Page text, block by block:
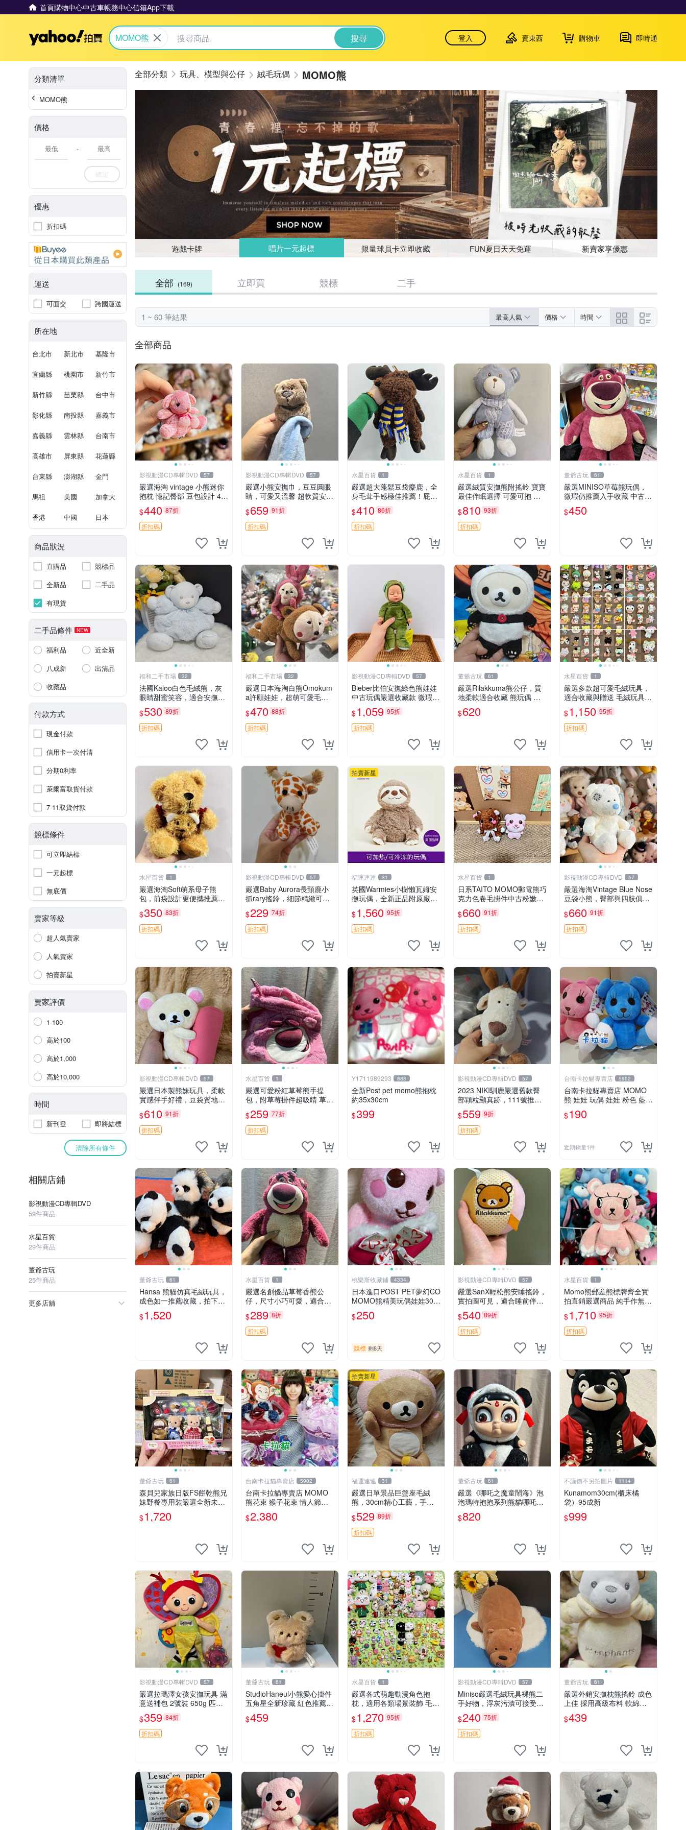
首頁購物中心中古車帳務中心信箱App下載
Yahoo拍賣
MOMO熊 搜尋 登入 賣東西 購物車 即時通
分類清單
MOMO熊
價格
-
確定
優惠
折扣碼
運送
可面交 跨國運送
所在地
台北市 新北市 基隆市
宜蘭縣 桃園市 新竹市
新竹縣 苗栗縣 台中市
彰化縣 南投縣 嘉義市
嘉義縣 雲林縣 台南市
高雄市 屏東縣 花蓮縣
台東縣 澎湖縣 金門
馬祖 美國 加拿大
香港 中國 日本
商品狀況
直購品
競標品
全新品
二手品
有現貨
二手品條件 NEW
福利品
近全新
八成新
出清品
收藏品
付款方式
現金付款
信用卡一次付清
分期0利率
萊爾富取貨付款
7-11取貨付款
競標條件
可立即結標
一元起標
無底價
賣家等級
超人氣賣家
人氣賣家
拍賣新星
賣家評價
1-100
高於100
高於1,000
高於10,000
時間
新刊登 即將結標
清除所有條件
相關店鋪
影視動漫CD專輯DVD
59件商品
水星百貨
29件商品
董爺古玩
25件商品
更多店舖
玩具、模型與公仔 絨毛玩偶 MOMO熊
遊戲卡牌 唱片一元起標 限量球員卡立即收藏 FUN夏日天天免運 新賣家享優惠
全部 (169) 立即買 競標 二手
1 ~ 60 筆結果 最高人氣 價格 時間
全部商品
影視動漫CD專輯DVD 57
嚴選海淘 vintage 小熊迷你
抱枕 憶記臀部 豆包設計 4c
m 高 推薦收藏 迷你豆包小
熊、高臀部、豆袋抱枕
$440 87折
折扣碼
影視動漫CD專輯DVD 57
嚴選小熊安撫巾，豆豆圓眼
睛，可愛又溫馨 超軟質安撫
巾，豆豆設計，哄睡好幫手
約克豆豆眼安撫巾 數碼豆豆
眼
$659 91折
折扣碼
水星百貨 1
嚴選超大蓬鬆豆袋麋鹿，全
身毛茸手感極佳推薦！屁股
與四肢填充均勻，適合收藏
與孩童共賞。 麋鹿 豆袋 毛
茸玩具
$410 86折
折扣碼
水星百貨 1
嚴選絨質安撫熊附搖鈴 寶寶
最佳伴眠選擇 可愛可抱 絨
毛玩具 安撫熊 嬰兒用
$810 93折
折扣碼
董爺古玩 61
嚴選MINISO草莓熊玩偶，
微瑕仍推薦入手收藏 中古 M
INISO 草莓熊 玩具 收藏
$450
福和二手市場 32
法國Kaloo白色毛絨熊，灰
眼睛甜蜜笑容，適合安撫逗
趣可愛，柔軟面料手感佳。
14 白色安撫熊 毛絨玩具 寶
寶逗樂具
$530 89折
折扣碼
福和二手市場 32
嚴選日本海淘白熊Omokum
a許願娃娃，超萌可愛毛絨
公仔推薦收藏 白熊 Omoku
ma 毛絨玩具 偽裝娃娃 玩具
擺飾
$470 88折
折扣碼
影視動漫CD專輯DVD 57
Bieber比伯安撫綠色熊娃娃
中古玩偶嚴選收藏款 微瑕輕
度使用 Bieber綠熊娃娃 中
古玩偶 微瑕
$1,059 95折
折扣碼
董爺古玩 61
嚴選Rilakkuma熊公仔，質
地柔軟適合收藏 熊玩偶 柔
軟 公仔 收藏
$620
水星百貨 1
嚴選多款超可愛毛絨玩具，
適合收藏與贈送 毛絨玩具、
抱枕、公仔
$1,150 95折
折扣碼
水星百貨 1
嚴選海淘Soft萌系母子熊
包，前袋設計更便攜推薦收
藏 母子熊 軟綿綿 包包
$350 83折
折扣碼
影視動漫CD專輯DVD 57
嚴選Baby Aurora長頸鹿小
抓rary搖鈴，細節精緻可聆
聽清脆鈴音 軟萌可愛 定制
紀念 金屬搖鈴 新手媽咪推
薦 長頸鹿 抓rary 搖鈴
$229 74折
折扣碼
拍賣新星
福運連連 31
英國Warmies小樹懶瓦姆安
撫玩偶，全新正品附原廠吊
牌與防塵袋，內藏薰衣草可
加熱，適合各個年齡層，冷
暖兩用享受抱抱樂趣，不容
錯過嚴選好物 溫暖 冷感
$1,560 95折
折扣碼
水星百貨 1
日系TAITO MOMO郵電熊巧
克力色卷毛掛件中古粉嫩玩
偶微瑕推薦 postpet momo
郵電熊 中古玩偶
$660 91折
折扣碼
影視動漫CD專輯DVD 57
嚴選海淘Vintage Blue Nose
豆袋小熊，臀部與四肢俱
全，坐高11公分，附原盒與
吊牌收藏。藍鼻子小熊，值
得擁有 玩具 憶熊
$660 91折
折扣碼
影視動漫CD專輯DVD 57
嚴選日本製熊妹玩具，柔軟
實感伴手好禮，豆袋質地手
感佳，抱枕小熊 recom 推薦
白色豆袋 玩具
$610 91折
折扣碼
水星百貨 1
嚴選可愛粉紅草莓熊手提
包，附草莓掛件超吸睛 草莓
熊手提包 草莓掛件 可愛port
unese
$259 77折
折扣碼
Y1711989293 883
全新Post pet momo熊抱枕
約35x30cm
$399
影視動漫CD專輯DVD 57
2023 NIKI馴鹿嚴選舊款臀
部顆粒顯真跡，111號推薦
珍藏品 馴鹿 舊款 尾巴顆粒
$559 9折
折扣碼
台南卡拉貓專賣店 5902
台南卡拉貓專賣店 MOMO
熊 娃娃 玩偶 娃娃 粉色 藍色
2色分售
$190
近期銷量1件
董爺古玩 61
Hansa 熊貓仿真毛絨玩具，
成色如一推薦收藏，拍下無
疑心 熊貓 毛絨玩具 收藏
$1,520
水星百貨 1
嚴選名創優品草莓香熊公
仔，尺寸小巧可愛，適合收
藏賞玩 30cm 玩具 公仔 草
莓熊
$289 8折
折扣碼
桃樂斯收藏鋪 4334
日本進口POST PET夢幻CO
MOMO熊精美玩偶娃娃30c
m
$250
競標 剩8天
影視動漫CD專輯DVD 57
嚴選SanX輕松熊安睡搖鈴，
實拍圖可見，適合睡前伴
侶， Picks安撫好物 0325
懸吊 電腦
$540 89折
折扣碼
水星百貨 1
Momo熊郵差熊標牌齊全實
拍直銷嚴選商品 純手作無修
圖可收藏 郵差熊 Momo熊
標牌 商品
$1,710 95折
折扣碼
董爺古玩 61
森貝兒家族日版FS餅乾熊兄
妹野餐專用裝嚴選全新未開
封，包含兩組大童款紙盒
裝，適合收藏與分享。 餅乾
$1,720
台南卡拉貓專賣店 5902
台南卡拉貓專賣店 MOMO
熊花束 猴子花束 情人節禮
物 二選一 可繡字 可今天寄
明天到
$2,380
拍賣新星
福運連連 31
嚴選日單景品巨蟹座毛絨
熊，30cm精心工藝，手感
軟糯推薦收藏送人 巨蟹座
毛絨玩具 精緻做工
$529 89折
折扣碼
董爺古玩 61
嚴選《哪吒之魔童鬧海》泡
泡瑪特抱抱系列熊貓哪吒搪
膠臉毛絨， STATE：如圖顯
示 哪吒 毛絨公仔 泡泡瑪特
$820
不議價不另拍圖片 1114
Kunamom30cm(櫃床橘
袋）95成新
$999
影視動漫CD專輯DVD 57
嚴選拉瑪澤女孩安撫玩具 滿
意送補包 2號裝 650g 匹配
嬰幼童舒壓好伴侶 女孩專用
安心選擇 安撫玩偶 衝包 玩
具
$359 84折
折扣碼
董爺古玩 61
StudioHaneul小熊愛心掛件
五角星全新珍藏 紅色推薦收
藏 玩具掛飾 掛件 新品
$459
水星百貨 1
嚴選各式萌趣動漫角色抱
枕，適用各類場景裝飾 毛絨
玩具、卡通抱枕、趣味玩偶
$1,270 95折
折扣碼
影視動漫CD專輯DVD 57
Miniso嚴選毛絨玩具裸熊二
手好物，浮灰污漬可接受。
請詳閱照片再下單，售出不
退不換。全新品相收藏推
薦。 裸熊 毛絨玩具 收藏
$240 75折
折扣碼
董爺古玩 61
嚴選外銷安撫枕熊搖鈴 成色
上佳 採用高級布料 軟綿適
合收藏 安心選購 安撫枕 熊
玩具 搖鈴
$439